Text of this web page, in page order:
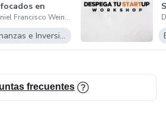
en
Latina
Daniel Francisco Weinacker Piraino
Finanzas e Inversiones
frecuentes